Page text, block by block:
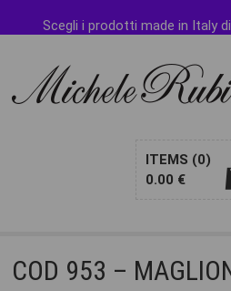
ITEMS (0)
0.00 €
COD 953 –
Scegli i prodotti made in Italy